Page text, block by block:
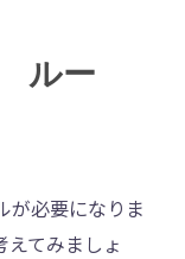
ルー
が必要になりま
てみましょ